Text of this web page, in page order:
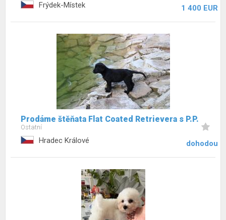
Frýdek-Místek 1 400 EUR
Prodáme štěňata Flat Coated Retrievera s P.P.
Ostatní
Hradec Králové dohodou